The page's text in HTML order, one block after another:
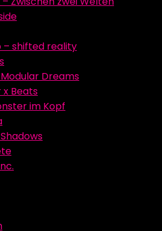
– shifted reality
Dreams
Beats
im Kopf